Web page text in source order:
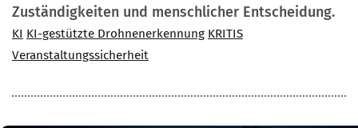
Zuständigkeiten und menschlicher Entscheidung.
KI KI-gestützte Drohnenerkennung KRITIS
Veranstaltungssicherheit